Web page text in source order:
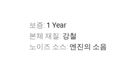
보증: 1 Year
본체 재질: 강철
노이즈 소스: 엔진의 소음